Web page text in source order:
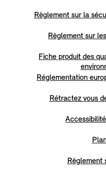
Règlement sur la
Règlement sur
Fiche produit des
Réglementation
Rétractez vous
Règlement